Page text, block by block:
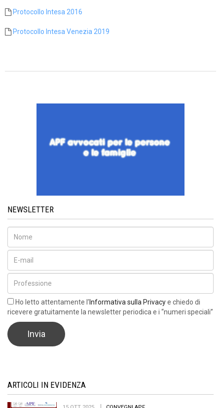
Protocollo Intesa 2016
Protocollo Intesa Venezia 2019
NEWSLETTER
Ho letto attentamente l’ Informativa sulla Privacye chiedo di
ricevere gratuitamente la newsletter periodica e i “numeri speciali”
ARTICOLI IN EVIDENZA